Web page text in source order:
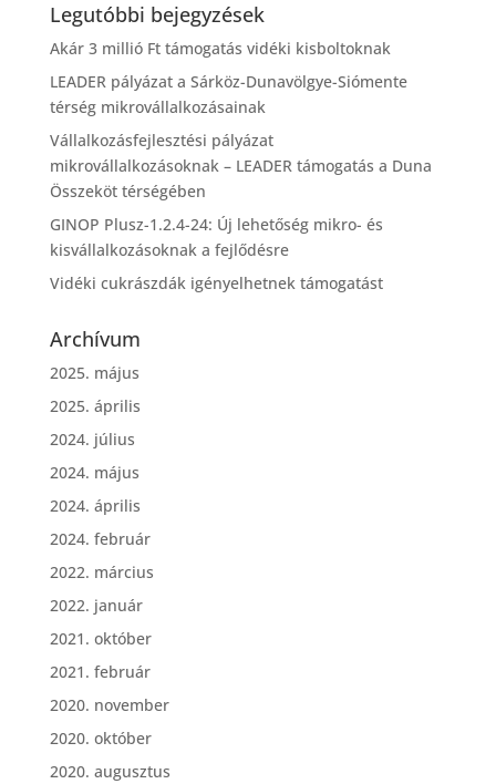
Legutóbbi bejegyzések
Akár 3 millió Ft támogatás vidéki kisboltoknak
LEADER pályázat a Sárköz-Dunavölgye-Siómente
térség mikrovállalkozásainak
Vállalkozásfejlesztési pályázat
mikrovállalkozásoknak – LEADER támogatás a Duna
Összeköt térségében
GINOP Plusz-1.2.4-24: Új lehetőség mikro- és
kisvállalkozásoknak a fejlődésre
Vidéki cukrászdák igényelhetnek támogatást
Archívum
2025. május
2025. április
2024. július
2024. május
2024. április
2024. február
2022. március
2022. január
2021. október
2021. február
2020. november
2020. október
2020. augusztus